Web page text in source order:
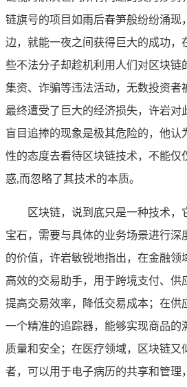
链旗号的项目如雨后春笋般纷纷涌现
边，就能一夜之间获得巨大的成功，
些不法分子却趁机利用人们对区块链
集资、诈骗等违法活动，无数投资者
最终遭受了巨大的经济损失，许岩对
盲目追捧的现象是极其危险的，他认
性的态度去看待区块链技术，不能仅
惑,而忽略了其技术的本质。
区块链，说到底只是一种技术，
宝石，需要与具体的业务场景进行深
的价值，许岩敏锐地指出，在金融领
高效的交易助手，用于跨境支付、供
提高交易效率，降低交易成本；在供
一个精准的追踪器，能够实现商品的
质量和安全；在医疗领域，区块链又
者，可以用于电子病历的共享和管理